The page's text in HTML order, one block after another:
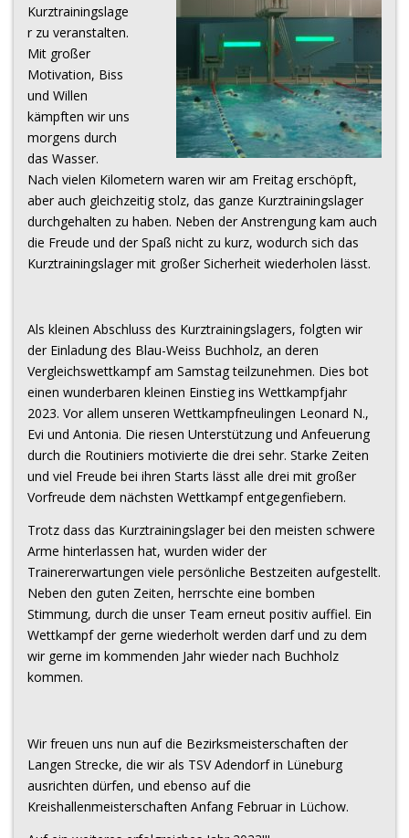
Kurztrainingslage
r zu veranstalten.
Mit großer
Motivation, Biss
und Willen
kämpften wir uns
morgens durch
das Wasser.
Nach vielen Kilometern waren wir am Freitag erschöpft,
aber auch gleichzeitig stolz, das ganze Kurztrainingslager
durchgehalten zu haben. Neben der Anstrengung kam auch
die Freude und der Spaß nicht zu kurz, wodurch sich das
Kurztrainingslager mit großer Sicherheit wiederholen lässt.
Als kleinen Abschluss des Kurztrainingslagers, folgten wir
der Einladung des Blau-Weiss Buchholz, an deren
Vergleichswettkampf am Samstag teilzunehmen. Dies bot
einen wunderbaren kleinen Einstieg ins Wettkampfjahr
2023. Vor allem unseren Wettkampfneulingen Leonard N.,
Evi und Antonia. Die riesen Unterstützung und Anfeuerung
durch die Routiniers motivierte die drei sehr. Starke Zeiten
und viel Freude bei ihren Starts lässt alle drei mit großer
Vorfreude dem nächsten Wettkampf entgegenfiebern.
Trotz dass das Kurztrainingslager bei den meisten schwere
Arme hinterlassen hat, wurden wider der
Trainererwartungen viele persönliche Bestzeiten aufgestellt.
Neben den guten Zeiten, herrschte eine bomben
Stimmung, durch die unser Team erneut positiv auffiel. Ein
Wettkampf der gerne wiederholt werden darf und zu dem
wir gerne im kommenden Jahr wieder nach Buchholz
kommen.
Wir freuen uns nun auf die Bezirksmeisterschaften der
Langen Strecke, die wir als TSV Adendorf in Lüneburg
ausrichten dürfen, und ebenso auf die
Kreishallenmeisterschaften Anfang Februar in Lüchow.